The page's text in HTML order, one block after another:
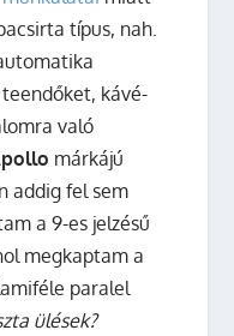
típus, nah.
kávé-
való
márkájú
addig fel sem
a 9-es jelzésű
megkaptam a
paralel
ülések?